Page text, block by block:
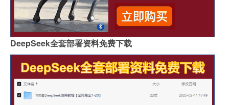
DeepSeek全套部署资料免费下载